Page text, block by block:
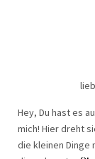
Hey, Du hast es
mich! Hier dreht
die kleinen Dinge